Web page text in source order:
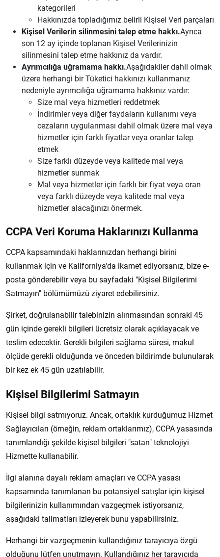
kategorileri
Hakkınızda topladığımız belirli Kişisel Veri parçaları
Kişisel Verilerin silinmesini talep etme hakkı.Ayrıca
son 12 ay içinde toplanan Kişisel Verilerinizin
silinmesini talep etme hakkınız da vardır.
Ayrımcılığa uğramama hakkı.Aşağıdakiler dahil olmak
üzere herhangi bir Tüketici hakkınızı kullanmanız
nedeniyle ayrımcılığa uğramama hakkınız vardır:
Size mal veya hizmetleri reddetmek
İndirimler veya diğer faydaların kullanımı veya
cezaların uygulanması dahil olmak üzere mal veya
hizmetler için farklı fiyatlar veya oranlar talep
etmek
Size farklı düzeyde veya kalitede mal veya
hizmetler sunmak
Mal veya hizmetler için farklı bir fiyat veya oran
veya farklı düzeyde veya kalitede mal veya
hizmetler alacağınızı önermek.
CCPA Veri Koruma Haklarınızı Kullanma
CCPA kapsamındaki haklarınızdan herhangi birini
kullanmak için ve Kaliforniya'da ikamet ediyorsanız, bize e-
posta gönderebilir veya bu sayfadaki "Kişisel Bilgilerimi
Satmayın" bölümümüzü ziyaret edebilirsiniz.
Şirket, doğrulanabilir talebinizin alınmasından sonraki 45
gün içinde gerekli bilgileri ücretsiz olarak açıklayacak ve
teslim edecektir. Gerekli bilgileri sağlama süresi, makul
ölçüde gerekli olduğunda ve önceden bildirimde bulunularak
bir kez ek 45 gün uzatılabilir.
Kişisel Bilgilerimi Satmayın
Kişisel bilgi satmıyoruz. Ancak, ortaklık kurduğumuz Hizmet
Sağlayıcıları (örneğin, reklam ortaklarımız), CCPA yasasında
tanımlandığı şekilde kişisel bilgileri "satan" teknolojiyi
Hizmette kullanabilir.
İlgi alanına dayalı reklam amaçları ve CCPA yasası
kapsamında tanımlanan bu potansiyel satışlar için kişisel
bilgilerinizin kullanımından vazgeçmek istiyorsanız,
aşağıdaki talimatları izleyerek bunu yapabilirsiniz.
Herhangi bir vazgeçmenin kullandığınız tarayıcıya özgü
olduğunu lütfen unutmayın. Kullandığınız her tarayıcıda